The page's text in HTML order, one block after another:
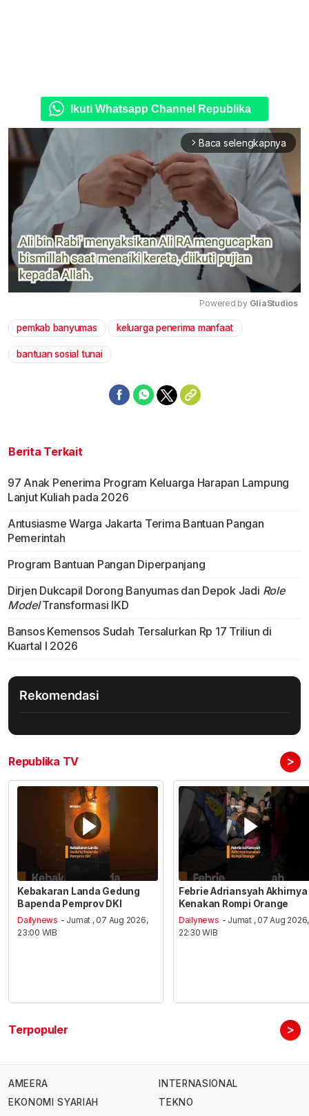
Ikuti Whatsapp Channel Republika
arrow_forward_ios Baca selengkapnya
Powered by GliaStudios
pemkab banyumas keluarga penerima manfaat
bantuan sosial tunai
Berita Terkait
97 Anak Penerima Program Keluarga Harapan Lampung
Lanjut Kuliah pada 2026
Antusiasme Warga Jakarta Terima Bantuan Pangan
Pemerintah
Program Bantuan Pangan Diperpanjang
Dirjen Dukcapil Dorong Banyumas dan Depok Jadi Role
ModelTransformasi IKD
Bansos Kemensos Sudah Tersalurkan Rp 17 Triliun di
Kuartal I 2026
Rekomendasi
Republika TV >
Kebakaran Landa Gedung
Bapenda Pemprov DKI
Dailynews - Jumat , 07 Aug 2026,
23:00 WIB
Febrie Adriansyah Akhirnya
Kenakan Rompi Orange
Dailynews - Jumat , 07 Aug 2026,
22:30 WIB
Terpopuler >
AMEERA
EKONOMI SYARIAH
INTERNASIONAL
TEKNO